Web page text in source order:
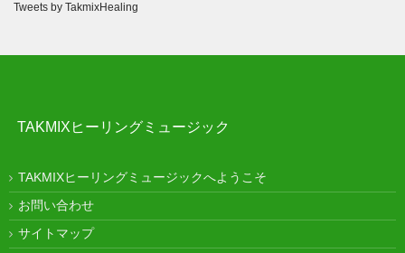
Tweets by TakmixHealing
TAKMIXヒーリングミュージック
TAKMIXヒーリングミュージックへようこそ
お問い合わせ
サイトマップ